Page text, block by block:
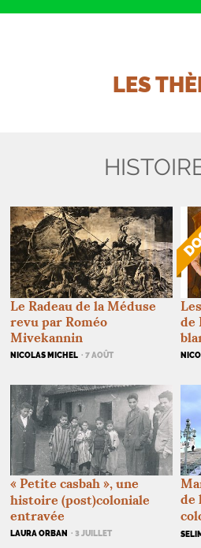
LES
Le Radeau de la Méduse
revu par Roméo
Mivekannin
NICOLAS MICHEL · 7 AOÛT
de
« Petite casbah », une
histoire (post)coloniale
entravée
LAURA ORBAN · 3 JUILLET
de